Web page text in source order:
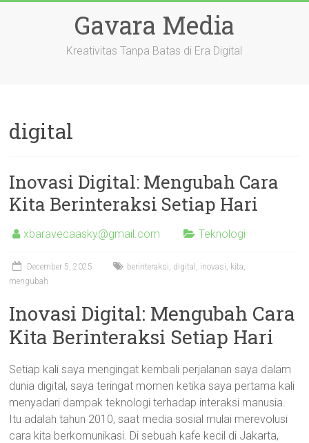
Gavara Media
Kreativitas Tanpa Batas di Era Digital
digital
Inovasi Digital: Mengubah Cara
Kita Berinteraksi Setiap Hari
xbaravecaasky@gmail.com Teknologi
December 5, 2025 berinteraksi, digital , inovasi, kita,
mengubah
Inovasi Digital: Mengubah Cara
Kita Berinteraksi Setiap Hari
Setiap kali saya mengingat kembali perjalanan saya dalam
dunia digital, saya teringat momen ketika saya pertama kali
menyadari dampak teknologi terhadap interaksi manusia.
Itu adalah tahun 2010, saat media sosial mulai merevolusi
cara kita berkomunikasi. Di sebuah kafe kecil di Jakarta,